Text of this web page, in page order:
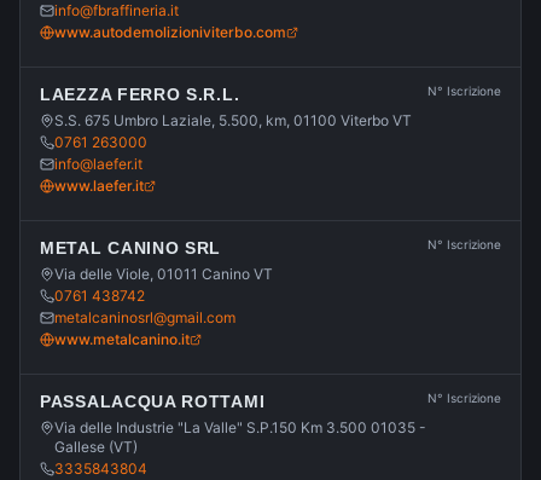
info@fbraffineria.it
www.autodemolizioniviterbo.com
LAEZZA FERRO S.R.L.
S.S. 675 Umbro Laziale, 5.500, km, 01100 Viterbo VT
0761 263000
info@laefer.it
www.laefer.it
N° Iscrizione
METAL CANINO SRL
Via delle Viole, 01011 Canino VT
0761 438742
metalcaninosrl@gmail.com
www.metalcanino.it
N° Iscrizione
PASSALACQUA ROTTAMI
Via delle Industrie "La Valle" S.P.150 Km 3.500 01035 -
Gallese (VT)
3335843804
N° Iscrizione